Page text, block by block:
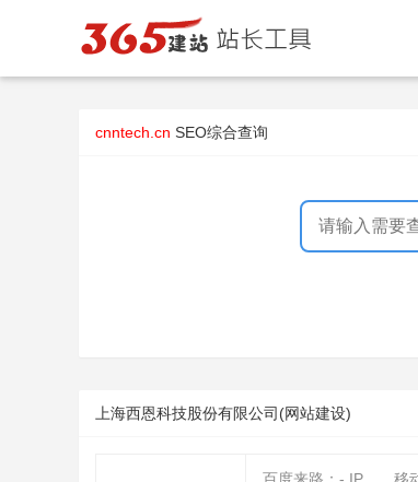
cnntech.cn SEO综合查询
上海西恩科技股份有限公司(网站建设)